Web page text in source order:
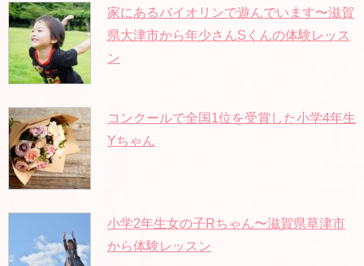
家にあるバイオリンで遊んでいます〜滋賀
県大津市から年少さんSくんの体験レッス
ン
コンクールで全国1位を受賞した小学4年生
Yちゃん
小学2年生女の子Rちゃん〜滋賀県草津市
から体験レッスン